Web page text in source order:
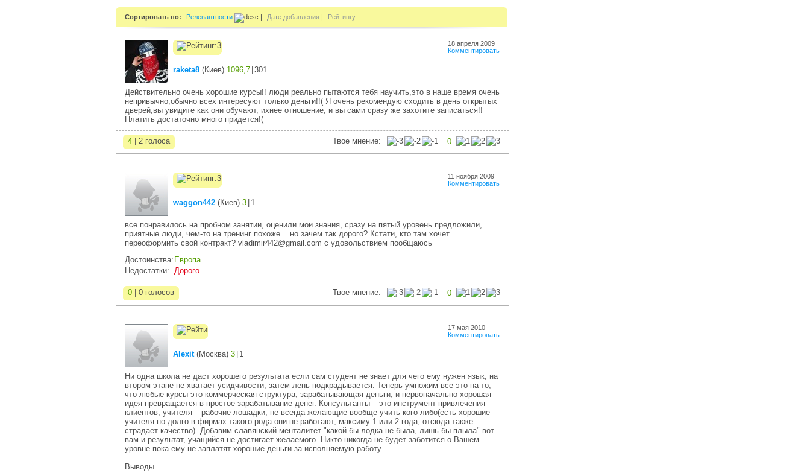
Сортировать по: Релевантности Дате добавления Рейтингу
raketa8 (Киев) 1096,7 301
18 апреля 2009
Комментировать
Действительно очень хорошие курсы!! люди реально пытаются тебя научить,это в наше время очень
непривычно,обычно всех интересуют только деньги!!( Я очень рекомендую сходить в день открытых
дверей,вы увидите как они обучают, ихнее отношение, и вы сами сразу же захотите записаться!!
Платить достаточно много придется!(
4 | 2 голоса Твое мнение: 0
waggon442 (Киев) 3 1
11 ноября 2009
Комментировать
все понравилось на пробном занятии, оценили мои знания, сразу на пятый уровень предложили,
приятные люди, чем-то на тренинг похоже... но зачем так дорого? Кстати, кто там хочет
переоформить свой контракт? vladimir442@gmail.com с удовольствием пообщаюсь
Достоинства: Европа
Недостатки: Дорого
0 | 0 голосов Твое мнение: 0
Alexit(Москва) 3 1
17 мая 2010
Комментировать
Ни одна школа не даст хорошего результата если сам студент не знает для чего ему нужен язык, на
втором этапе не хватает усидчивости, затем лень подкрадывается. Теперь умножим все это на то,
что любые курсы это коммерческая структура, зарабатывающая деньги, и первоначально хорошая
идея превращается в простое зарабатывание денег. Консультанты – это инструмент привлечения
клиентов, учителя – рабочие лошадки, не всегда желающие вообще учить кого либо(есть хорошие
учителя но долго в фирмах такого рода они не работают, максиму 1 или 2 года, отсюда также
страдает качество). Добавим славянский менталитет "какой бы лодка не была, лишь бы плыла" вот
вам и результат, учащийся не достигает желаемого. Никто никогда не будет заботится о Вашем
уровне пока ему не заплатят хорошие деньги за исполняемую работу.
Выводы